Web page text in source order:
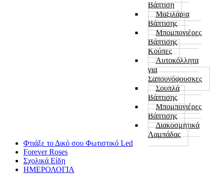
Βάπτιση
Μαξιλάρια
Βάπτισης
Μπομπονιέρες
Βάπτισης
Κούπες
Αυτοκόλλητα
για
Σαπουνόφουσκες
Σουπλά
Βάπτισης
Μπομπονιέρες
Βάπτισης
Διακοσμητικά
Λαμπάδας
Φτιάξε το Δικό σου Φωτιστικό Led
Forever Roses
Σχολικά Είδη
ΗΜΕΡΟΛΟΓΙΑ